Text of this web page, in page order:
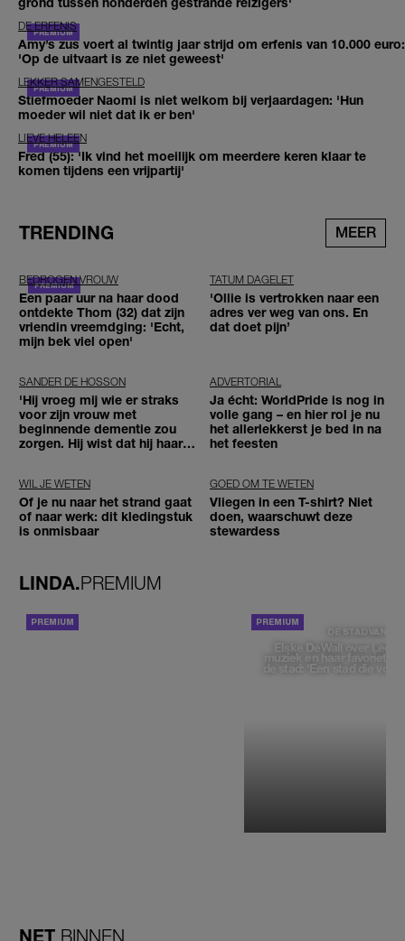
DE ERFENIS
Amy’s zus voert al twintig jaar strijd om erfenis van 10.000 euro:
'Op de uitvaart is ze niet geweest'
LEKKER SAMENGESTELD
Stiefmoeder Naomi is niet welkom bij verjaardagen: 'Hun
moeder wil niet dat ik er ben'
LIEVE HELEEN
Fred (55): 'Ik vind het moeilijk om meerdere keren klaar te
komen tijdens een vrijpartij'
TRENDING MEER
BEDROGEN VROUW
Een paar uur na haar dood
ontdekte Thom (32) dat zijn
vriendin vreemdging: 'Echt,
mijn bek viel open'
TATUM DAGELET
'Ollie is vertrokken naar een
adres ver weg van ons. En
dat doet pijn’
SANDER DE HOSSON
'Hij vroeg mij wie er straks
voor zijn vrouw met
beginnende dementie zou
zorgen. Hij wist dat hij haar
ADVERTORIAL
Ja écht: WorldPride is nog in
volle gang – en hier rol je nu
het allerlekkerst je bed in na
het feesten
WIL JE WETEN
Of je nu naar het strand gaat
of naar werk: dit kledingstuk
is onmisbaar
GOED OM TE WETEN
Vliegen in een T-shirt? Niet
doen, waarschuwt deze
stewardess
LINDA.PREMIUM
DE STAD VAN
Elske DeWall over
muziek en haar favoriete
de stad: 'Een stad die
NET BINNEN